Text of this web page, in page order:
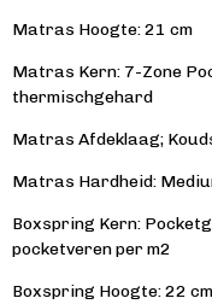
Matras Hoogte:21 cm
Matras Kern: 7-Zone
thermischgehard
Matras Afdeklaag;
Matras Hardheid:
Boxspring Kern:
pocketveren per m2
Boxspring Hoogte:22